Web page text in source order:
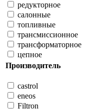
редукторное
салонные
топливные
трансмиссионное
трансформаторное
цепное
Производитель
castrol
eneos
Filtron